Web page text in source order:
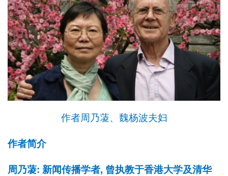
作者周乃蓤、魏杨波夫妇
作者简介
周乃蓤: 新闻传播学者, 曾执教于香港大学及清华